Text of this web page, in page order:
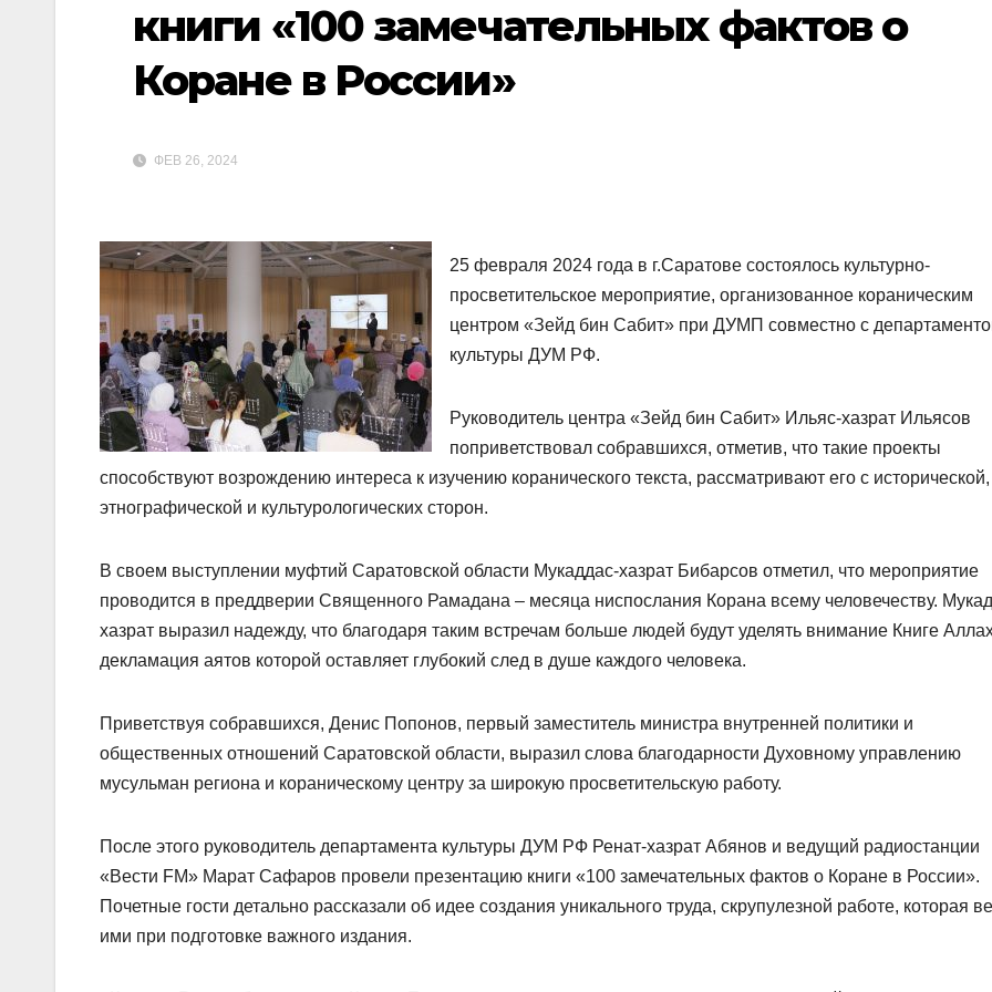
книги «100 замечательных фактов о
Коране в России»
ФЕВ 26, 2024
25 февраля 2024 года в г.Саратове состоялось культурно-
просветительское мероприятие, организованное кораническим
центром «Зейд бин Сабит» при ДУМП совместно с
культуры ДУМ РФ.
Руководитель центра «Зейд бин Сабит» Ильяс-хазрат Ильясов
поприветствовал собравшихся, отметив, что такие проекты
способствуют возрождению интереса к изучению коранического текста, рассматривают его с исторической,
этнографической и культурологических сторон.
В своем выступлении муфтий Саратовской области Мукаддас-хазрат Бибарсов отметил, что мероприятие
проводится в преддверии Священного Рамадана – месяца ниспослания Корана всему человечеству.
хазрат выразил надежду, что благодаря таким встречам больше людей будут уделять внимание Книге
декламация аятов которой оставляет глубокий след в душе каждого человека.
Приветствуя собравшихся, Денис Попонов, первый заместитель министра внутренней политики и
общественных отношений Саратовской области, выразил слова благодарности Духовному управлению
мусульман региона и кораническому центру за широкую просветительскую работу.
После этого руководитель департамента культуры ДУМ РФ Ренат-хазрат Абянов и ведущий радиостанции
«Вести FM» Марат Сафаров провели презентацию книги «100 замечательных фактов о Коране в России».
Почетные гости детально рассказали об идее создания уникального труда, скрупулезной работе, которая
ими при подготовке важного издания.